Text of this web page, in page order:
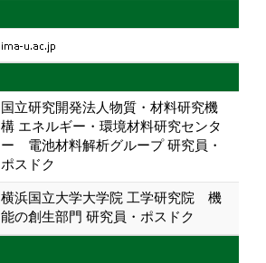
国立研究開発法人物質・材料研究機
構 エネルギー・環境材料研究センタ
ー 電池材料解析グループ 研究員・
ポスドク
横浜国立大学大学院 工学研究院 機
能の創生部門 研究員・ポスドク